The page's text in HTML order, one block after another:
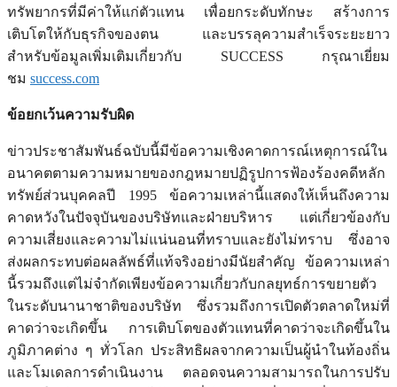
ทรัพยากรที่มีค่าให้แก่ตัวแทน เพื่อยกระดับทักษะ สร้างการ
เติบโตให้กับธุรกิจของตน และบรรลุความสำเร็จระยะยาว
สำหรับข้อมูลเพิ่มเติมเกี่ยวกับ SUCCESS กรุณาเยี่ยม
ชม success.com
ข้อยกเว้นความรับผิด
ข่าวประชาสัมพันธ์ฉบับนี้มีข้อความเชิงคาดการณ์เหตุการณ์ใน
อนาคตตามความหมายของกฎหมายปฏิรูปการฟ้องร้องคดีหลัก
ทรัพย์ส่วนบุคคลปี 1995 ข้อความเหล่านี้แสดงให้เห็นถึงความ
คาดหวังในปัจจุบันของบริษัทและฝ่ายบริหาร แต่เกี่ยวข้องกับ
ความเสี่ยงและความไม่แน่นอนที่ทราบและยังไม่ทราบ ซึ่งอาจ
ส่งผลกระทบต่อผลลัพธ์ที่แท้จริงอย่างมีนัยสำคัญ ข้อความเหล่า
นี้รวมถึงแต่ไม่จำกัดเพียงข้อความเกี่ยวกับกลยุทธ์การขยายตัว
ในระดับนานาชาติของบริษัท ซึ่งรวมถึงการเปิดตัวตลาดใหม่ที่
คาดว่าจะเกิดขึ้น การเติบโตของตัวแทนที่คาดว่าจะเกิดขึ้นใน
ภูมิภาคต่าง ๆ ทั่วโลก ประสิทธิผลจากความเป็นผู้นำในท้องถิ่น
และโมเดลการดำเนินงาน ตลอดจนความสามารถในการปรับ